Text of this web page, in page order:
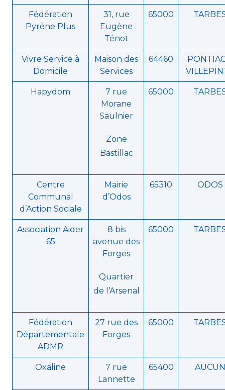
Fédération
Pyrène Plus
31, rue
Eugène
Ténot
65000
Vivre Service à
Domicile
Maison des
Services
64460
Hapydom
7 rue
Morane
Saulnier
Zone
Bastillac
65000
Centre
Communal
d’Action Sociale
Mairie
d’Odos
65310 ODOS
Association Aider
65
8 bis
avenue des
Forges
Quartier
de l’Arsenal
65000
Fédération
Départementale
ADMR
27 rue des
Forges
65000
Oxaline
7 rue
Lannette
65400 AUCUN